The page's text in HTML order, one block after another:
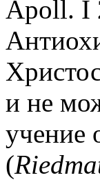
Apoll. I
и не
учение
(